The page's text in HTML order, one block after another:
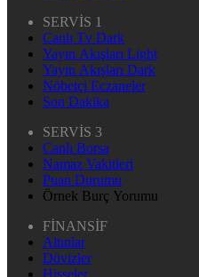
SERVİS 1
Canlı Tv Dark
Yayın Akışları Light
Yayın Akışları Dark
Nöbetçi Eczaneler
Son Dakika
SERVİS 3
Canlı Borsa
Namaz Vakitleri
Puan Durumu
Örnek Burç Yorumu
FİNANSİF
Altınlar
Dövizler
Hisseler